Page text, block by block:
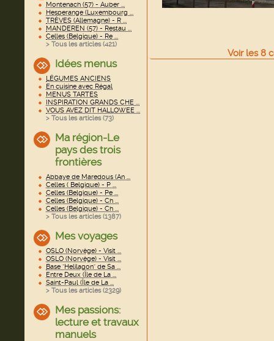
Montenach (57) - Auber ...
Hesperange (Luxembourg ...
TRÈVES (Allemagne) - R ...
MANDEREN (57) - Restau ...
Celles (Belgique) - Re ...
> Tous les articles (421)
Idées menus
LÉGUMES ANCIENS
En cuisine avec Régal
MENUS TARTES
INSPIRATION GRANDS CHE ...
VOUS AVEZ DIT HALLOWEE ...
> Tous les articles (73)
Ma région-Le
pays des trois
frontières
Abbaye de Maredous (An ...
Celles ( Belgique) - P ...
Celles (Belgique) - Pe ...
Celles (Belgique) - Ch ...
Celles (Belgique) - Ch ...
> Tous les articles (1387)
Mes voyages
OSLO (Norvège) - Visit ...
OSLO (Norvège) - Visit ...
Base "Helilagon" de Sa ...
Entre Deux (Île de La ...
Saint-Paul (Île de La ...
> Tous les articles (2329)
Mes passions:
lecture et travaux
manuels
Voir les8